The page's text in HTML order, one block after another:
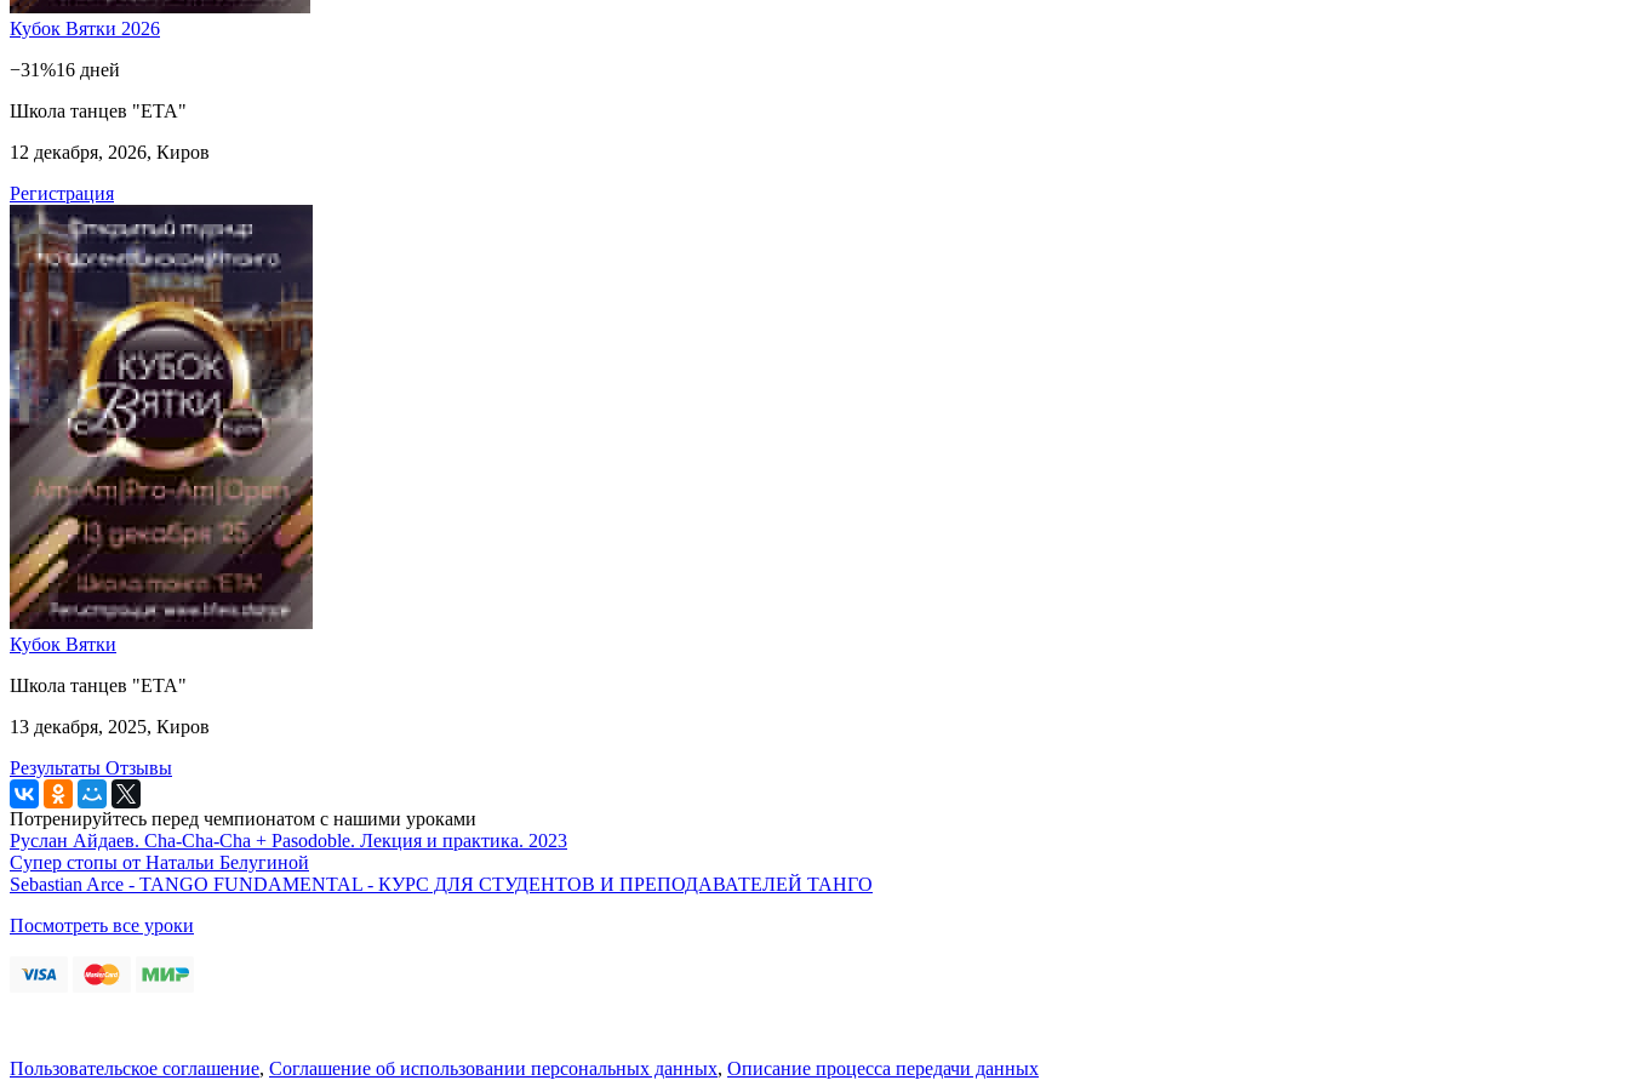
Кубок Вятки 2026
−31%16 дней
Школа танцев "ЕТА"
12 декабря, 2026, Киров
Регистрация
Кубок Вятки
Школа танцев "ЕТА"
13 декабря, 2025, Киров
Результаты Отзывы
Потренируйтесь перед чемпионатом с нашими уроками
Руслан Айдаев. Cha-Cha-Cha + Pasodoble. Лекция и практика. 2023
Супер стопы от Натальи Белугиной
Sebastian Arce - TANGO FUNDAMENTAL - КУРС ДЛЯ СТУДЕНТОВ И ПРЕПОДАВАТЕЛЕЙ ТАНГО
Посмотреть все уроки
Пользовательское соглашение, Соглашение об использовании персональных данных, Описание процесса передачи данных